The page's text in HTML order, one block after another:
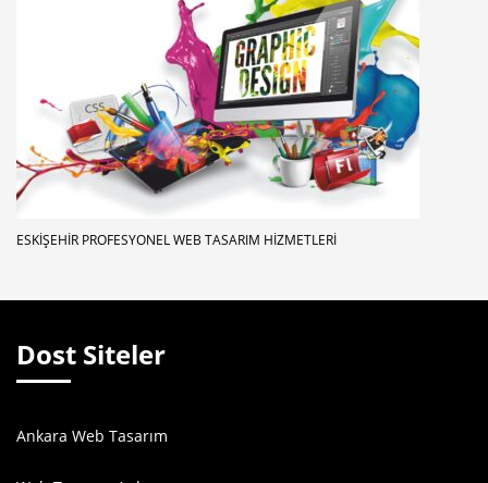
ESKIŞEHIR PROFESYONEL WEB TASARIM HIZMETLERI
Dost Siteler
Ankara Web Tasarım